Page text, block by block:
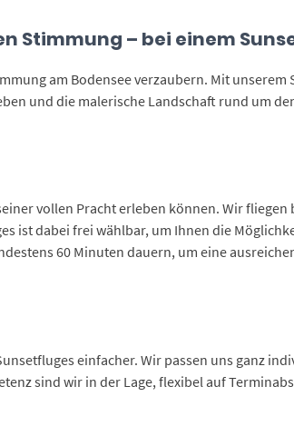
Stimmung – bei einem
am Bodensee verzaubern. Mit
und die malerische Landschaft rund um
vollen Pracht erleben können. Wir fliegen
ist dabei frei wählbar, um Ihnen die
60 Minuten dauern, um eine
einfacher. Wir passen uns ganz
sind wir in der Lage, flexibel auf